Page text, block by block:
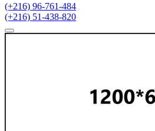
(+216) 96-761-484
(+216) 51-438-820